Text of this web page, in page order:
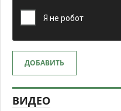
ДОБАВИТЬ
ВИДЕО